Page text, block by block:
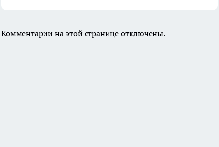
Комментарии на этой странице отключены.